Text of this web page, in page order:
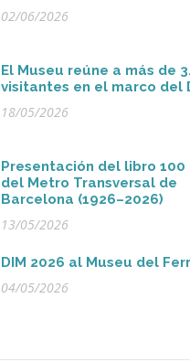
02/06/2026
El Museu reúne a más de
visitantes en el marco del
18/05/2026
Presentación del libro 100
del Metro Transversal de
Barcelona (1926–2026)
13/05/2026
DIM 2026 al Museu del
04/05/2026